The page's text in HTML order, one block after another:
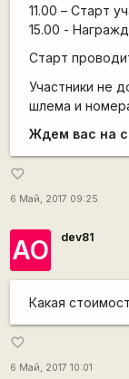
11.00 – Старт
15.00 -
Старт
Участники не
шлема и
Ждем вас на
favorite_border
6 Май, 2017 09:25
АО dev81
Какая
favorite_border
6 Май, 2017 10:01